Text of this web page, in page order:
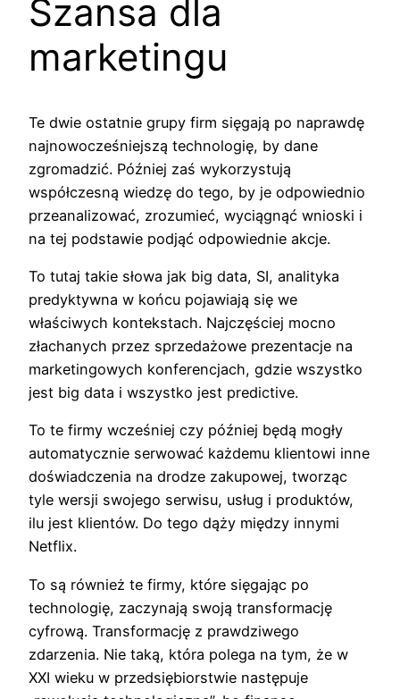
Szansa dla
marketingu
Te dwie ostatnie grupy firm sięgają po naprawdę
najnowocześniejszą technologię, by dane
zgromadzić. Później zaś wykorzystują
współczesną wiedzę do tego, by je odpowiednio
przeanalizować, zrozumieć, wyciągnąć wnioski i
na tej podstawie podjąć odpowiednie akcje.
To tutaj takie słowa jak big data, SI, analityka
predyktywna w końcu pojawiają się we
właściwych kontekstach. Najczęściej mocno
złachanych przez sprzedażowe prezentacje na
marketingowych konferencjach, gdzie wszystko
jest big data i wszystko jest predictive.
To te firmy wcześniej czy później będą mogły
automatycznie serwować każdemu klientowi inne
doświadczenia na drodze zakupowej, tworząc
tyle wersji swojego serwisu, usług i produktów,
ilu jest klientów. Do tego dąży między innymi
Netflix.
To są również te firmy, które sięgając po
technologię, zaczynają swoją transformację
cyfrową. Transformację z prawdziwego
zdarzenia. Nie taką, która polega na tym, że w
XXI wieku w przedsiębiorstwie następuje